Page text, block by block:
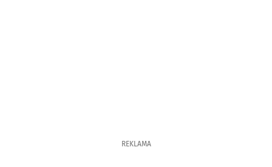
REKLAMA